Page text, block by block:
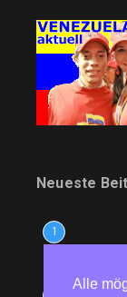
Neueste
1
Alle